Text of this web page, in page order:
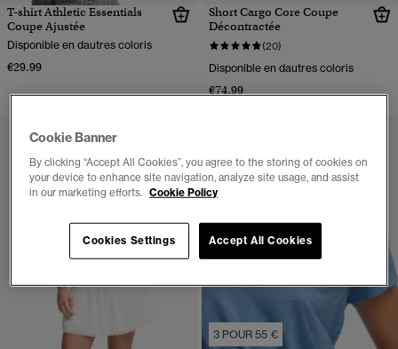
T-shirt Athletic Essentials
Coupe Ajustée
Disponible en dautres coloris
€29.99
Short Cargo Core Coupe
Décontractée
(20)
Disponible en dautres coloris
€74.99
3 POUR 55 €
Cookie Banner
By clicking “Accept All Cookies”, you agree to the storing of cookies on
your device to enhance site navigation, analyze site usage, and assist
in our marketing efforts. Cookie Policy
Cookies Settings Accept All Cookies